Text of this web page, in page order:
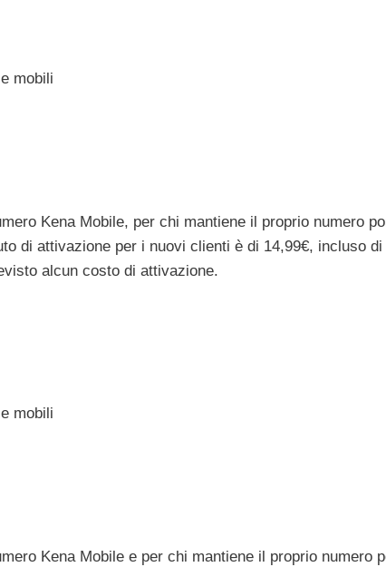
mobili
Kena Mobile, per chi mantiene il proprio numero
di attivazione per i nuovi clienti è di 14,99€, incluso
alcun costo di attivazione.
mobili
Kena Mobile e per chi mantiene il proprio numero